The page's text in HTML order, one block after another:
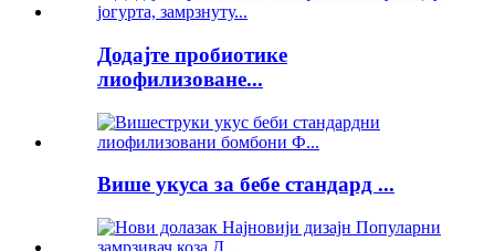
Додајте пробиотике
лиофилизоване...
Више укуса за бебе стандард ...